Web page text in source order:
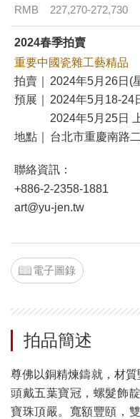
RMB
227,270-272,730
2024春季拍賣
重要中國瓷雜工藝精品
拍賣｜
2024年5月26日(
預展｜
2024年5月18-24
2024年5月25日
地點｜
台北市重慶南路
聯絡資訊：
+886-2-2358-1881
art@yu-jen.tw
電子圖錄
拍品簡述
尊佛以銅精煉鑄就，材質
頭戴五葉寶冠，螺髮飾
寶珠頂嚴。寬額豐頤，